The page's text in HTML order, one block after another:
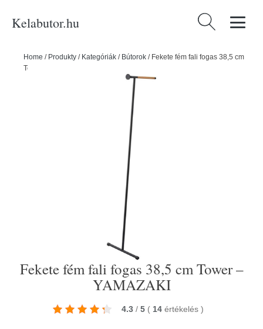
Kelabutor.hu Keresés:
Home / Produkty / Kategóriák / Bútorok / Fekete fém fali fogas 38,5 cm
Tower – YAMAZAKI
Fekete fém fali fogas 38,5 cm Tower –
YAMAZAKI
4.3 / 5 ( 14 értékelés )